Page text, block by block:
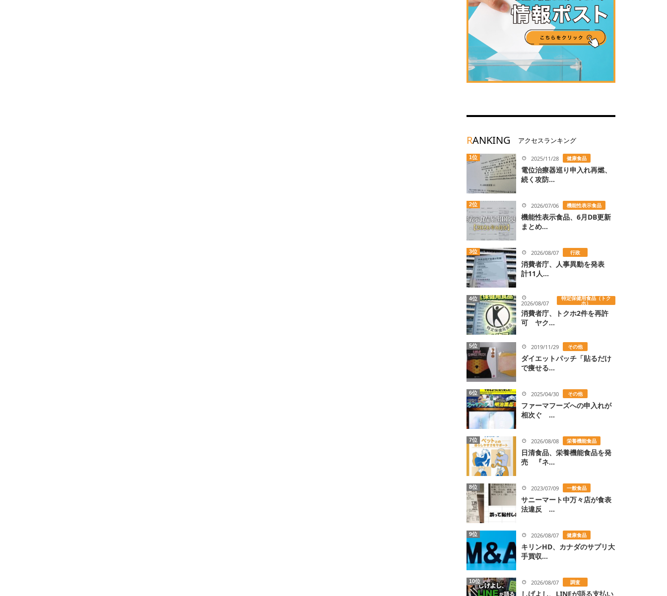
RANKING アクセスランキング
1位 2025/11/28 健康食品
電位治療器巡り申入れ再燃、
続く攻防...
2位 2026/07/06 機能性表示食品
機能性表示食品、6月DB更新
まとめ...
3位 2026/08/07 行政
消費者庁、人事異動を発表
計11人...
4位
2026/08/07
特定保健用食品（トク
ホ）
消費者庁、トクホ2件を再許
可 ヤク...
5位 2019/11/29 その他
ダイエットパッチ「貼るだけ
で痩せる...
6位 2025/04/30 その他
ファーマフーズへの申入れが
相次ぐ ...
7位 2026/08/08 栄養機能食品
日清食品、栄養機能食品を発
売 『ネ...
8位 2023/07/09 一般食品
サニーマート中万々店が食表
法違反 ...
9位 2026/08/07 健康食品
キリンHD、カナダのサプリ大
手買収...
10位 2026/08/07 調査
しげよし、LINEが語る支払い